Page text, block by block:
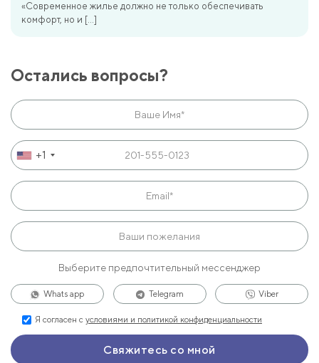
«Современное жилье должно не только обеспечивать
комфорт, но и […]
Остались вопросы?
+1
Выберите предпочтительный мессенджер
Whats app Telegram Viber
Я согласен с условиями и политикой конфиденциальности